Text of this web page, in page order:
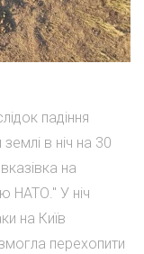
падіння
в ніч на 30
на
НАТО." У ніч
на Київ
перехопити